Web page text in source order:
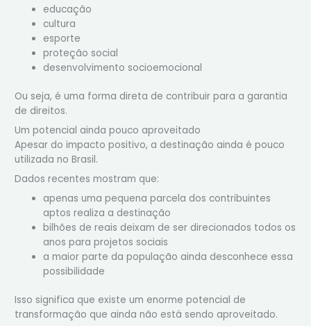
educação
cultura
esporte
proteção social
desenvolvimento socioemocional
Ou seja, é uma forma direta de contribuir para a garantia
de direitos.
Um potencial ainda pouco aproveitado
Apesar do impacto positivo, a destinação ainda é pouco
utilizada no Brasil.
Dados recentes mostram que:
apenas uma pequena parcela dos contribuintes
aptos realiza a destinação
bilhões de reais deixam de ser direcionados todos os
anos para projetos sociais
a maior parte da população ainda desconhece essa
possibilidade
Isso significa que existe um enorme potencial de
transformação que ainda não está sendo aproveitado.